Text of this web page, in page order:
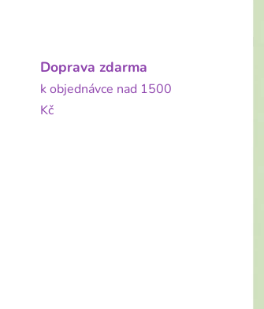
Doprava zdarma
k objednávce nad 1500
Kč